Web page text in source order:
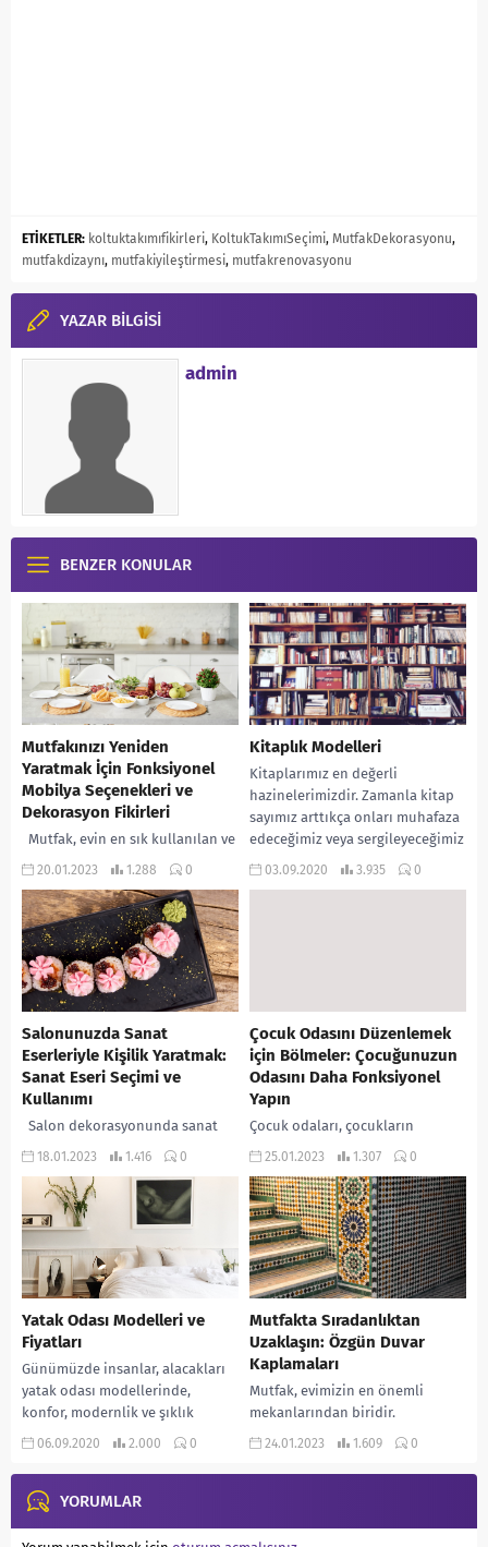
ETİKETLER: koltuktakımıfikirleri, KoltukTakımıSeçimi, MutfakDekorasyonu,
mutfakdizaynı, mutfakiyileştirmesi, mutfakrenovasyonu
YAZAR BİLGİSİ
admin
BENZER KONULAR
Mutfakınızı Yeniden
Yaratmak İçin Fonksiyonel
Mobilya Seçenekleri ve
Dekorasyon Fikirleri
Mutfak, evin en sık kullanılan ve
önemli odalarından biridir. Bu
mobilya seçimi önemlidir.
Mobilya seçiminde...
20.01.2023 1.288 0
Kitaplık Modelleri
Kitaplarımız en değerli
hazinelerimizdir. Zamanla kitap
sayımız arttıkça onları muhafaza
edeceğimiz veya sergileyeceğimiz
kullanışlı alanlara ihtiyaç
03.09.2020 3.935 0
Salonunuzda Sanat
Eserleriyle Kişilik Yaratmak:
Sanat Eseri Seçimi ve
Kullanımı
Salon dekorasyonunda sanat
eserleri kullanmak, evinizin
anlamda değiştirebilir. Birçok
insan, evlerinde sadece mobilya
ve aksesuarlarla...
18.01.2023 1.416 0
Çocuk Odasını Düzenlemek
için Bölmeler: Çocuğunuzun
Odasını Daha Fonksiyonel
Yapın
Çocuk odaları, çocukların
büyüdükçe ihtiyaçları değişebilir.
düzenlemek için bölmeler
kullanmak, çocuğunuzun odasını
daha fonksiyonel hale
getirebilir....
25.01.2023 1.307 0
Yatak Odası Modelleri ve
Fiyatları
Günümüzde insanlar, alacakları
yatak odası modellerinde,
konfor, modernlik ve şıklık
arıyorlar. Bu taleplere göre
günümüz şartlarına göre...
06.09.2020 2.000 0
Mutfakta Sıradanlıktan
Uzaklaşın: Özgün Duvar
Kaplamaları
Mutfak, evimizin en önemli
mekanlarından biridir.
Günümüzde mutfaklar, sadece
kullandığımız yerler olarak değil,
24.01.2023 1.609 0
YORUMLAR